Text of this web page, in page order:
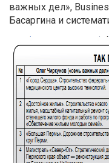
важных дел»,
Басаргина и